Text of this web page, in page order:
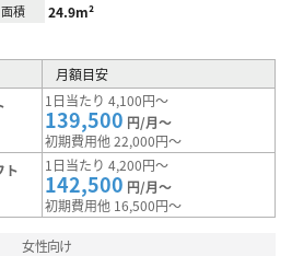
面積 24.9m²
月額目安
1日当たり 4,100円～
139,500 円/月～
初期費用他 22,000円～
ト
1日当たり 4,200円～
142,500 円/月～
初期費用他 16,500円～
女性向け